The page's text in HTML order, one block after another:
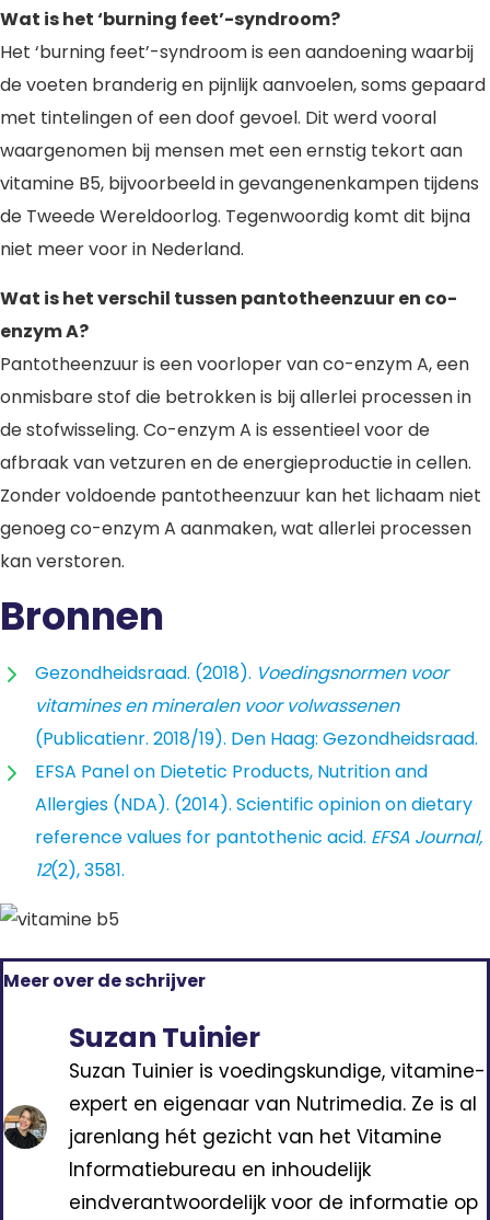
Wat is het ‘burning feet’-syndroom?
Het ‘burning feet’-syndroom is een aandoening waarbij
de voeten branderig en pijnlijk aanvoelen, soms gepaard
met tintelingen of een doof gevoel. Dit werd vooral
waargenomen bij mensen met een ernstig tekort aan
vitamine B5, bijvoorbeeld in gevangenenkampen tijdens
de Tweede Wereldoorlog. Tegenwoordig komt dit bijna
niet meer voor in Nederland.
Wat is het verschil tussen pantotheenzuur en co-
enzym A?
Pantotheenzuur is een voorloper van co-enzym A, een
onmisbare stof die betrokken is bij allerlei processen in
de stofwisseling. Co-enzym A is essentieel voor de
afbraak van vetzuren en de energieproductie in cellen.
Zonder voldoende pantotheenzuur kan het lichaam niet
genoeg co-enzym A aanmaken, wat allerlei processen
kan verstoren.
Bronnen
Gezondheidsraad. (2018). Voedingsnormen voor
vitamines en mineralen voor volwassenen
(Publicatienr. 2018/19). Den Haag: Gezondheidsraad.
EFSA Panel on Dietetic Products, Nutrition and
Allergies (NDA). (2014). Scientific opinion on dietary
reference values for pantothenic acid. EFSA Journal,
12(2), 3581.
Meer over de schrijver
Suzan Tuinier
Suzan Tuinier is voedingskundige, vitamine-
expert en eigenaar van Nutrimedia. Ze is al
jarenlang hét gezicht van het Vitamine
Informatiebureau en inhoudelijk
eindverantwoordelijk voor de informatie op